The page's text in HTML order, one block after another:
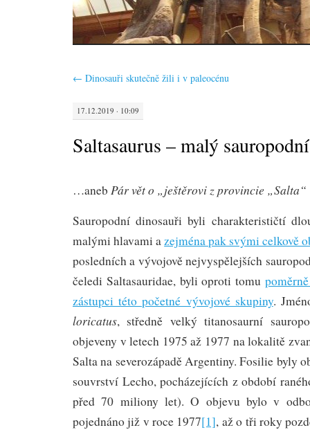
← Dinosauři skutečně žili i v paleocénu
17.12.2019 · 10:09
Saltasaurus – malý
…aneb Pár vět o „ještěrovi z provincie „Salta“
Sauropodní dinosauři byli charakterističtí
malými hlavami a zejména pak svými celkově
posledních a vývojově nejvyspělejších
čeledi Saltasauridae, byli oproti tomu
zástupci této početné vývojové skupiny.
loricatus, středně velký titanosaurní
objeveny v letech 1975 až 1977 na lokalitě
Salta na severozápadě Argentiny. Fosilie byly
souvrství Lecho, pocházejících z období
před 70 miliony let). O objevu bylo v
pojednáno již v roce 1977[1], až o tři roky